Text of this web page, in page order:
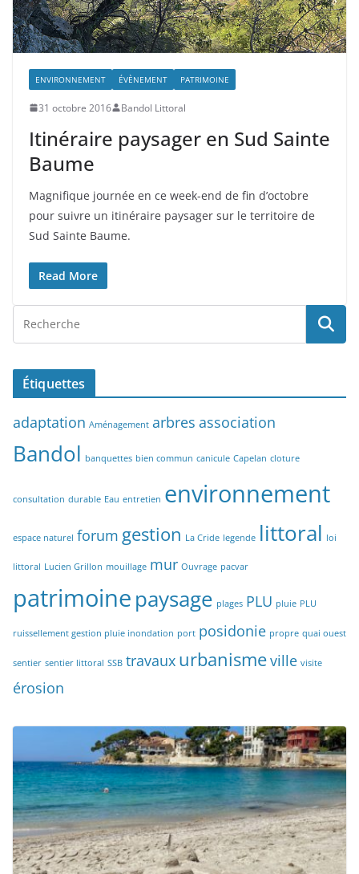
ENVIRONNEMENT ÉVÈNEMENT PATRIMOINE
31 octobre 2016 Bandol Littoral
Itinéraire paysager en Sud Sainte
Baume
Magnifique journée en ce week-end de fin d’octobre
pour suivre un itinéraire paysager sur le territoire de
Sud Sainte Baume.
Read More
Étiquettes
adaptation Aménagement arbres association
Bandol banquettes bien commun canicule Capelan cloture
consultation durable Eau entretien environnement
espace naturel forum gestion La Cride legende littoral loi
littoral Lucien Grillon mouillage mur Ouvrage pacvar
patrimoinepaysage plages PLU pluie PLU
ruissellement gestion pluie inondation port posidonie propre quai ouest
sentier sentier littoral SSB travaux urbanismeville visite
érosion